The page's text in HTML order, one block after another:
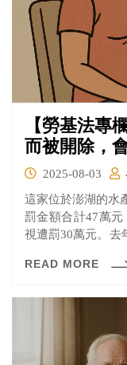
【勞基法專
而被開除，
2025-08-03
這家位於澎湖的水
罰金額合計47萬
視遭罰30萬元。去
由，開除一位還在
READ MORE